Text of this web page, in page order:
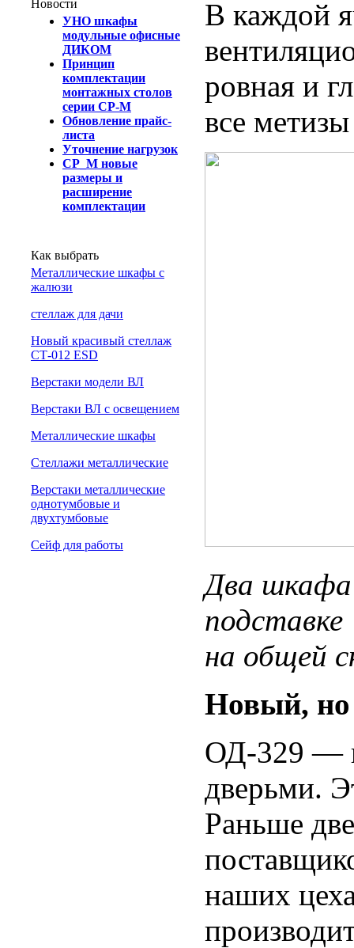
Новости
УНО шкафы
модульные офисные
ДИКОМ
Принцип
комплектации
монтажных столов
серии СР-М
Обновление прайс-
листа
Уточнение нагрузок
СР_М новые
размеры и
расширение
комплектации
Как выбрать
Металлические шкафы с
жалюзи
cтеллаж для дачи
Новый красивый стеллаж
СТ-012 ESD
Верстаки модели ВЛ
Верстаки ВЛ с освещением
Металлические шкафы
Стеллажи металлические
Верстаки металлические
однотумбовые и
двухтумбовые
Сейф для работы
В каждой
ровная и
все
Два
подставке
на общей
Новый,
ОД-329 —
дверьми.
Раньше
наших